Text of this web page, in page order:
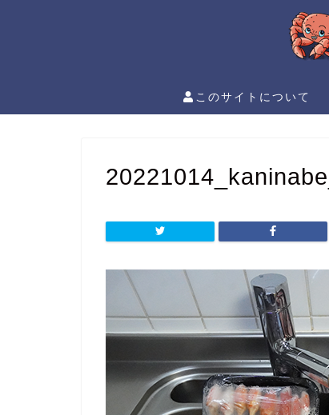
このサイトについて